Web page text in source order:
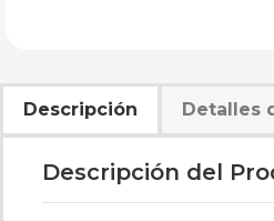
Descripción Detalles
Descripción del